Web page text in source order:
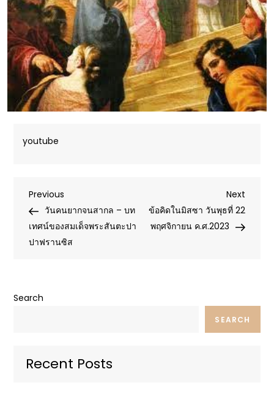
youtube
Post
navigation
Previous
Post
Previous
วันคนยากจนสากล – บท
เทศน์ของสมเด็จพระสันตะปา
ปาฟรานซิส
Next
Post
Next
ข้อคิดในมิสซา วันพุธที่ 22
พฤศจิกายน ค.ศ.2023
Search
SEARCH
Recent Posts